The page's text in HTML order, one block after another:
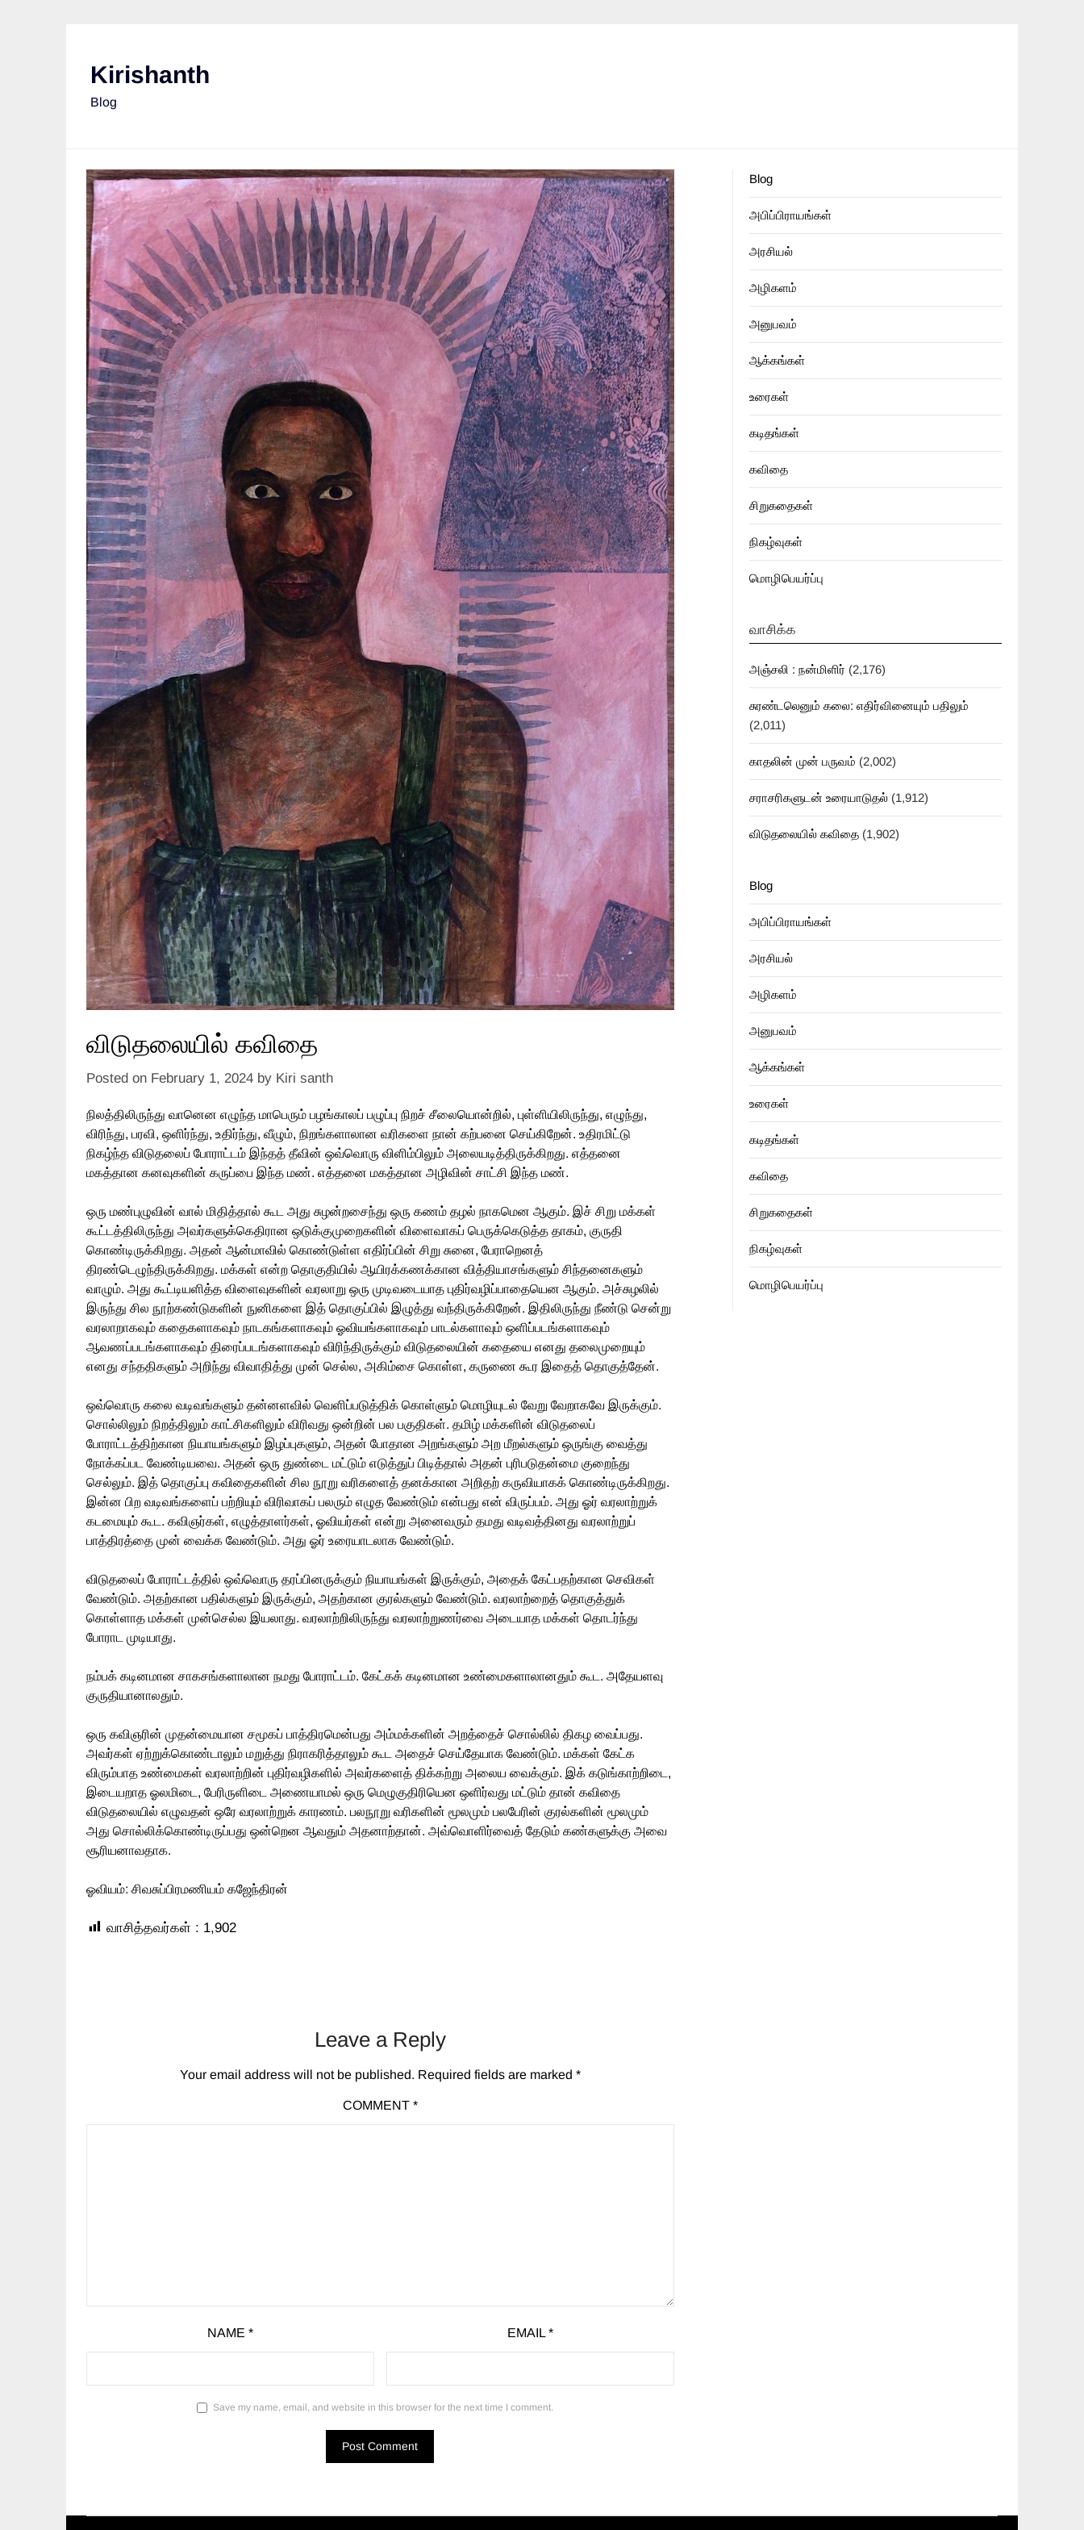
Kirishanth
Blog
விடுதலையில் கவிதை
Posted on February 1, 2024 by Kiri santh
நிலத்திலிருந்து வானென எழுந்த மாபெரும் பழங்காலப் பழுப்பு நிறச் சீலையொன்றில், புள்ளியிலிருந்து, எழுந்து,
விரிந்து, பரவி, ஒளிர்ந்து, உதிர்ந்து, வீழும், நிறங்களாலான வரிகளை நான் கற்பனை செய்கிறேன். உதிரமிட்டு
நிகழ்ந்த விடுதலைப் போராட்டம் இந்தத் தீவின் ஒவ்வொரு விளிம்பிலும் அலையடித்திருக்கிறது. எத்தனை
மகத்தான கனவுகளின் கருப்பை இந்த மண். எத்தனை மகத்தான அழிவின் சாட்சி இந்த மண்.
ஒரு மண்புழுவின் வால் மிதித்தால் கூட அது சுழன்றசைந்து ஒரு கணம் தழல் நாகமென ஆகும். இச் சிறு மக்கள்
கூட்டத்திலிருந்து அவர்களுக்கெதிரான ஒடுக்குமுறைகளின் விளைவாகப் பெருக்கெடுத்த தாகம், குருதி
கொண்டிருக்கிறது. அதன் ஆன்மாவில் கொண்டுள்ள எதிர்ப்பின் சிறு சுனை, பேராறெனத்
திரண்டெழுந்திருக்கிறது. மக்கள் என்ற தொகுதியில் ஆயிரக்கணக்கான வித்தியாசங்களும் சிந்தனைகளும்
வாழும். அது கூட்டியளித்த விளைவுகளின் வரலாறு ஒரு முடிவடையாத புதிர்வழிப்பாதையென ஆகும். அச்சுழலில்
இருந்து சில நூற்கண்டுகளின் நுனிகளை இத் தொகுப்பில் இழுத்து வந்திருக்கிறேன். இதிலிருந்து நீண்டு சென்று
வரலாறாகவும் கதைகளாகவும் நாடகங்களாகவும் ஓவியங்களாகவும் பாடல்களாவும் ஒளிப்படங்களாகவும்
ஆவணப்படங்களாகவும் திரைப்படங்களாகவும் விரிந்திருக்கும் விடுதலையின் கதையை எனது தலைமுறையும்
எனது சந்ததிகளும் அறிந்து விவாதித்து முன் செல்ல, அகிம்சை கொள்ள, கருணை கூர இதைத் தொகுத்தேன்.
ஒவ்வொரு கலை வடிவங்களும் தன்னளவில் வெளிப்படுத்திக் கொள்ளும் மொழியுடல் வேறு வேறாகவே இருக்கும்.
சொல்லிலும் நிறத்திலும் காட்சிகளிலும் விரிவது ஒன்றின் பல பகுதிகள். தமிழ் மக்களின் விடுதலைப்
போராட்டத்திற்கான நியாயங்களும் இழப்புகளும், அதன் போதான அறங்களும் அற மீறல்களும் ஒருங்கு வைத்து
நோக்கப்பட வேண்டியவை. அதன் ஒரு துண்டை மட்டும் எடுத்துப் பிடித்தால் அதன் புரிபடுதன்மை குறைந்து
செல்லும். இத் தொகுப்பு கவிதைகளின் சில நூறு வரிகளைத் தனக்கான அறிதற் கருவியாகக் கொண்டிருக்கிறது.
இன்ன பிற வடிவங்களைப் பற்றியும் விரிவாகப் பலரும் எழுத வேண்டும் என்பது என் விருப்பம். அது ஓர் வரலாற்றுக்
கடமையும் கூட. கவிஞர்கள், எழுத்தாளர்கள், ஓவியர்கள் என்று அனைவரும் தமது வடிவத்தினது வரலாற்றுப்
பாத்திரத்தை முன் வைக்க வேண்டும். அது ஓர் உரையாடலாக வேண்டும்.
விடுதலைப் போராட்டத்தில் ஒவ்வொரு தரப்பினருக்கும் நியாயங்கள் இருக்கும், அதைக் கேட்பதற்கான செவிகள்
வேண்டும். அதற்கான பதில்களும் இருக்கும், அதற்கான குரல்களும் வேண்டும். வரலாற்றைத் தொகுத்துக்
கொள்ளாத மக்கள் முன்செல்ல இயலாது. வரலாற்றிலிருந்து வரலாற்றுணர்வை அடையாத மக்கள் தொடர்ந்து
போராட முடியாது.
நம்பக் கடினமான சாகசங்களாலான நமது போராட்டம். கேட்கக் கடினமான உண்மைகளாலானதும் கூட. அதேயளவு
குருதியானாலதும்.
ஒரு கவிஞரின் முதன்மையான சமூகப் பாத்திரமென்பது அம்மக்களின் அறத்தைச் சொல்லில் திகழ வைப்பது.
அவர்கள் ஏற்றுக்கொண்டாலும் மறுத்து நிராகரித்தாலும் கூட அதைச் செய்தேயாக வேண்டும். மக்கள் கேட்க
விரும்பாத உண்மைகள் வரலாற்றின் புதிர்வழிகளில் அவர்களைத் திக்கற்று அலைய வைக்கும். இக் கடுங்காற்றிடை,
இடையறாத ஓலமிடை, பேரிருளிடை அணையாமல் ஒரு மெழுகுதிரியென ஒளிர்வது மட்டும் தான் கவிதை
விடுதலையில் எழுவதன் ஒரே வரலாற்றுக் காரணம். பலநூறு வரிகளின் மூலமும் பலபேரின் குரல்களின் மூலமும்
அது சொல்லிக்கொண்டிருப்பது ஒன்றென ஆவதும் அதனாற்தான். அவ்வொளிர்வைத் தேடும் கண்களுக்கு அவை
சூரியனாவதாக.
ஓவியம்: சிவசுப்பிரமணியம் கஜேந்திரன்
வாசித்தவர்கள் : 1,902
Leave a Reply
Your email address will not be published. Required fields are marked *
COMMENT *
NAME* EMAIL *
Save my name, email, and website in this browser for the next time I comment.
Blog
அபிப்பிராயங்கள்
அரசியல்
அழிகளம்
அனுபவம்
ஆக்கங்கள்
உரைகள்
கடிதங்கள்
கவிதை
சிறுகதைகள்
நிகழ்வுகள்
மொழிபெயர்ப்பு
வாசிக்க
அஞ்சலி : நன்மிளிர் (2,176)
சுரண்டலெனும் கலை: எதிர்வினையும் பதிலும்
(2,011)
காதலின் முன் பருவம் (2,002)
சராசரிகளுடன் உரையாடுதல் (1,912)
விடுதலையில் கவிதை (1,902)
Blog
அபிப்பிராயங்கள்
அரசியல்
அழிகளம்
அனுபவம்
ஆக்கங்கள்
உரைகள்
கடிதங்கள்
கவிதை
சிறுகதைகள்
நிகழ்வுகள்
மொழிபெயர்ப்பு